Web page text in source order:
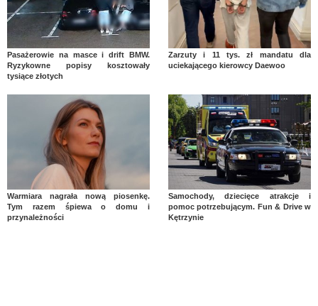
Pasażerowie na masce i drift BMW.
Ryzykowne popisy kosztowały
tysiące złotych
Zarzuty i 11 tys. zł mandatu dla
uciekającego kierowcy Daewoo
Warmiara nagrała nową piosenkę.
Tym razem śpiewa o domu i
przynależności
Samochody, dziecięce atrakcje i
pomoc potrzebującym. Fun & Drive w
Kętrzynie